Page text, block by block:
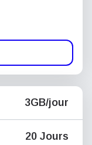
3GB/jour
20 Jours